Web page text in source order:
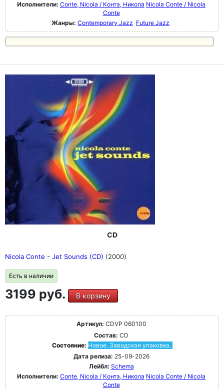
Исполнители: Conte, Nicola / Контэ, Никола Nicola Conte / Nicola
Conte
Жанры: Contemporary Jazz Future Jazz
CD
Nicola Conte - Jet Sounds (CD) (2000)
Есть в наличии
3199 руб. В корзину
Артикул: CDVP 060100
Состав: CD
Состояние: Новое. Заводская упаковка.
Дата релиза: 25-09-2026
Лейбл: Schema
Исполнители: Conte, Nicola / Контэ, Никола Nicola Conte / Nicola
Conte